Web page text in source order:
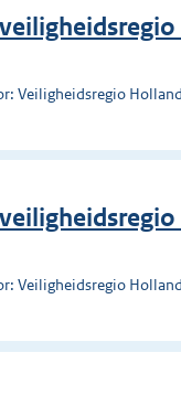
Veiligheidsregio
Veiligheidsregio